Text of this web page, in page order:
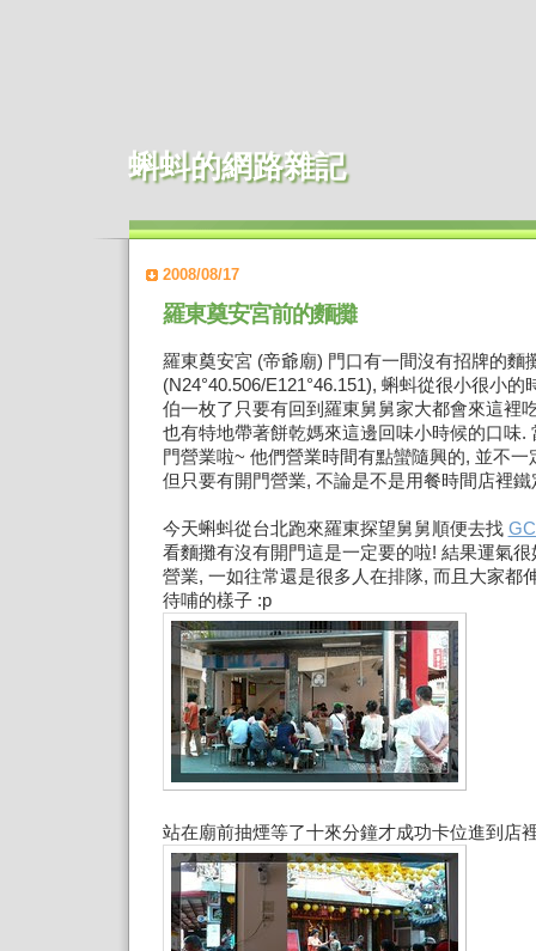
蝌蚪的網路雜記
2008/08/17
羅東奠安宮前的麵攤
羅東奠安宮 (帝爺廟) 門口有一間沒有招牌的麵
(N24°40.506/E121°46.151), 蝌蚪從很小很小的
伯一枚了只要有回到羅東舅舅家大都會來這裡
也有特地帶著餅乾媽來這邊回味小時候的口味.
門營業啦~ 他們營業時間有點蠻隨興的, 並不一
但只要有開門營業, 不論是不是用餐時間店裡
今天蝌蚪從台北跑來羅東探望舅舅順便去找
看麵攤有沒有開門這是一定要的啦! 結果運氣
營業, 一如往常還是很多人在排隊, 而且大家都
待哺的樣子 :p
站在廟前抽煙等了十來分鐘才成功卡位進到店